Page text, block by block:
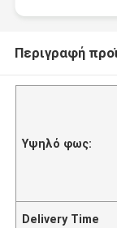
Περιγραφή
Υψηλό φως:
Delivery Time